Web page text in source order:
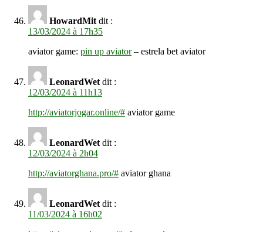
HowardMit dit :
13/03/2024 à 17h35
aviator game: pin up aviator– estrela bet aviator
LeonardWet dit :
12/03/2024 à 11h13
http://aviatorjogar.online/# aviator game
LeonardWet dit :
12/03/2024 à 2h04
http://aviatorghana.pro/# aviator ghana
LeonardWet dit :
11/03/2024 à 16h02